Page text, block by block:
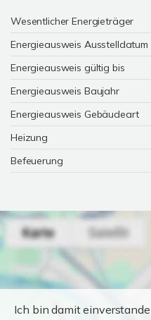
Wesentlicher Energieträger
Energieausweis Ausstelldatum
Energieausweis gültig bis
Energieausweis Baujahr
Energieausweis Gebäudeart
Heizung
Befeuerung
Ich bin damit